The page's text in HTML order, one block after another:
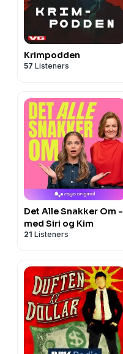
Krimpodden
57 Listeners
Det Alle Snakker Om -
med Siri og Kim
21 Listeners